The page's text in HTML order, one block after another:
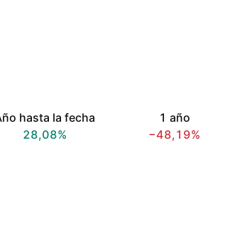
hasta la fecha
28,08%
1 año
−48,19%